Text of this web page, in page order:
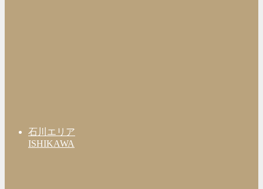
石川エリア
ISHIKAWA